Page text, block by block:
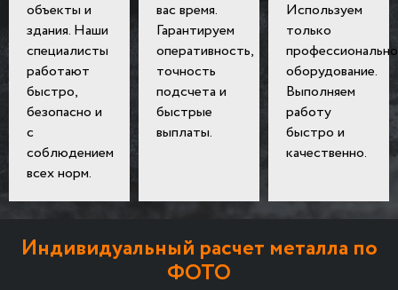
объекты и
здания. Наши
специалисты
работают
быстро,
безопасно и
с
соблюдением
всех норм.
вас время.
Гарантируем
оперативность,
точность
подсчета и
быстрые
выплаты.
Используем
только
оборудование.
Выполняем
работу
быстро и
качественно.
Индивидуальный расчет металла по
ФОТО